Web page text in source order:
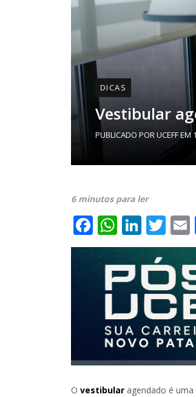
DICAS
Vestibular
PUBLICADO PORUCEFFEM
6 minutos para ler
Facebook
O vestibular agendado é